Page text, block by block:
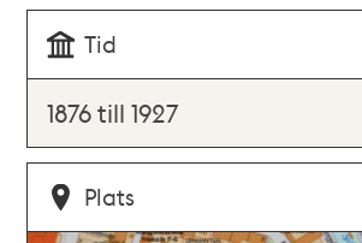
Tid
1876 till 1927
Plats